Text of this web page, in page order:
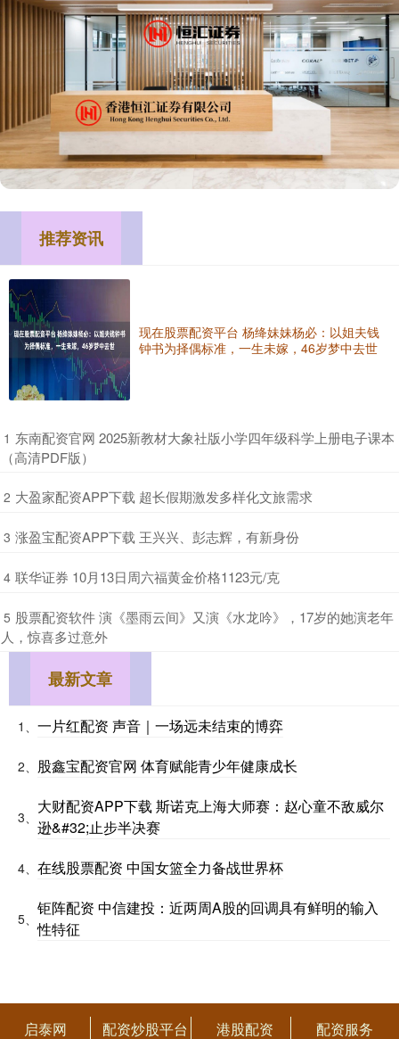
推荐资讯
现在股票配资平台 杨绛妹妹杨必：以姐夫钱
钟书为择偶标准，一生未嫁，46岁梦中去世
1 ​东南配资官网 2025新教材大象社版小学四年级科学上册电子课本
（高清PDF版）
2 ​大盈家配资APP下载 超长假期激发多样化文旅需求
3 ​涨盈宝配资APP下载 王兴兴、彭志辉，有新身份
4 ​联华证券 10月13日周六福黄金价格1123元/克
5 ​股票配资软件 演《墨雨云间》又演《水龙吟》，17岁的她演老年
人，惊喜多过意外
最新文章
1、 一片红配资 声音｜一场远未结束的博弈
2、 股鑫宝配资官网 体育赋能青少年健康成长
3、
大财配资APP下载 斯诺克上海大师赛：赵心童不敌威尔
逊&#32;止步半决赛
4、 在线股票配资 中国女篮全力备战世界杯
5、
钜阵配资 中信建投：近两周A股的回调具有鲜明的输入
性特征
启泰网 配资炒股平台 港股配资 配资服务